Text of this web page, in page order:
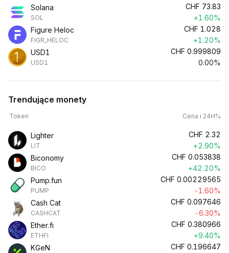
Solana
SOL
CHF 73.83
+1.60%
Figure Heloc
FIGR_HELOC
CHF 1.028
+1.20%
USD1
USD1
CHF 0.999809
0.00%
Trendujące monety
Token Cena i 24H%
Lighter
LIT
CHF 2.32
+2.90%
Biconomy
BICO
CHF 0.053838
+42.20%
Pump.fun
PUMP
CHF 0.00229565
-1.60%
Cash Cat
CASHCAT
CHF 0.097646
-6.30%
Ether.fi
ETHFI
CHF 0.380966
+9.40%
KGeN
CHF 0.196647